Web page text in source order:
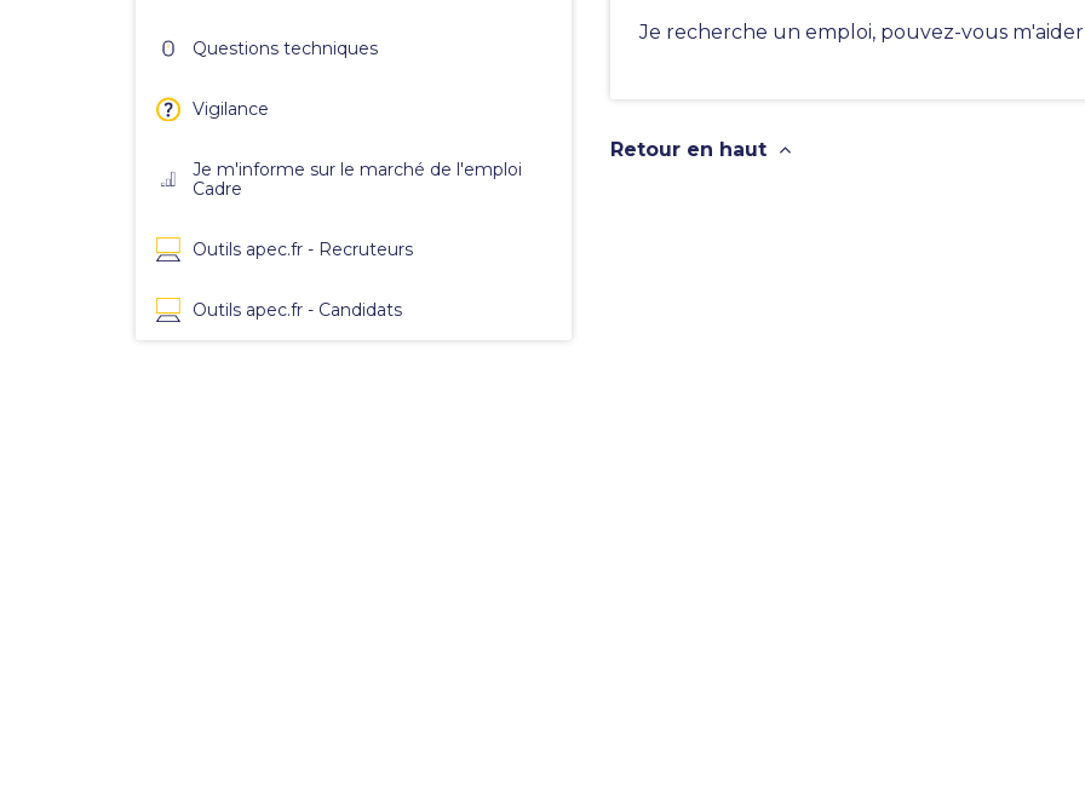
Questions techniques
Vigilance
Je m'informe sur le marché de l'emploi
Cadre
Outils apec.fr - Recruteurs
Outils apec.fr - Candidats
Je recherche un emploi, pouvez-vous m'aider
Retour en haut